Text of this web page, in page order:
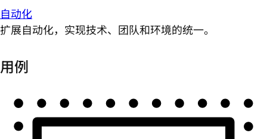
自动化
扩展自动化，实现技术、团队和环境的统一。
用例